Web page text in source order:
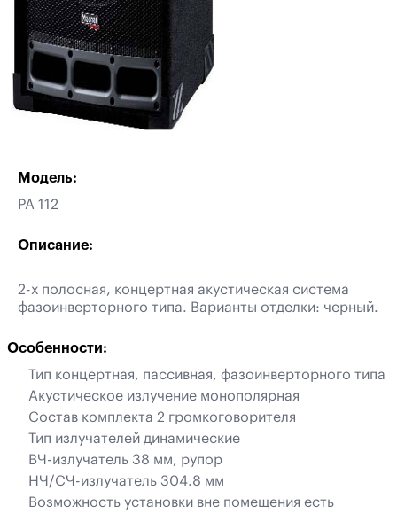
Модель:
PA 112
Описание:
2-х полосная, концертная акустическая система
фазоинверторного типа. Варианты отделки: черный.
Особенности:
Тип концертная, пассивная, фазоинверторного типа
Акустическое излучение монополярная
Состав комплекта 2 громкоговорителя
Тип излучателей динамические
ВЧ-излучатель 38 мм, рупор
НЧ/СЧ-излучатель 304.8 мм
Возможность установки вне помещения есть